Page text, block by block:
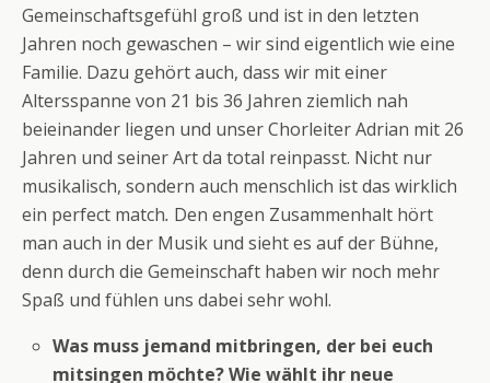
Gemeinschaftsgefühl groß und ist in den letzten
Jahren noch gewaschen – wir sind eigentlich wie eine
Familie. Dazu gehört auch, dass wir mit einer
Altersspanne von 21 bis 36 Jahren ziemlich nah
beieinander liegen und unser Chorleiter Adrian mit 26
Jahren und seiner Art da total reinpasst. Nicht nur
musikalisch, sondern auch menschlich ist das wirklich
ein perfect match. Den engen Zusammenhalt hört
man auch in der Musik und sieht es auf der Bühne,
denn durch die Gemeinschaft haben wir noch mehr
Spaß und fühlen uns dabei sehr wohl.
Was muss jemand mitbringen, der bei euch
mitsingen möchte? Wie wählt ihr neue